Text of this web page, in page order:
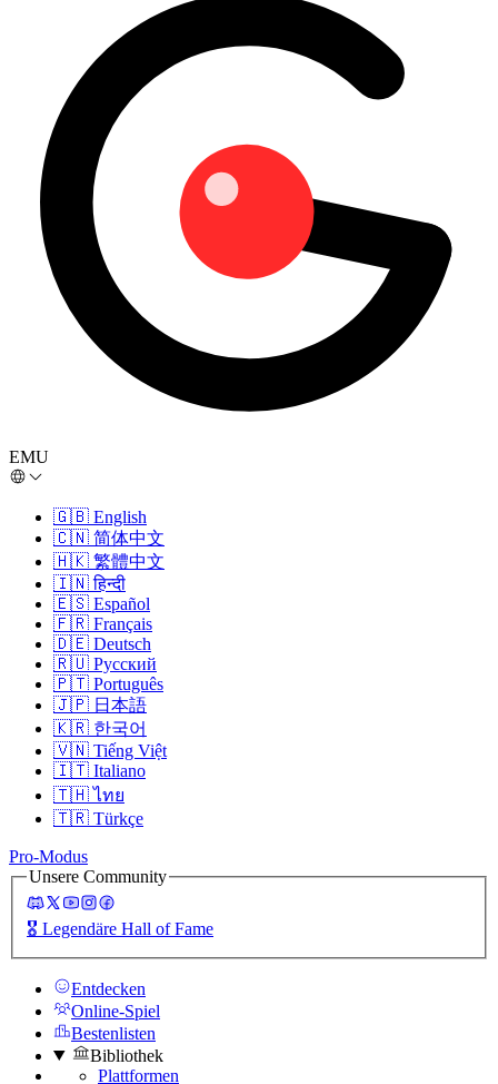
EMU
🇬🇧 English
🇨🇳 简体中文
🇭🇰 繁體中文
🇮🇳 हिन्दी
🇪🇸 Español
🇫🇷 Français
🇩🇪 Deutsch
🇷🇺 Русский
🇵🇹 Português
🇯🇵 日本語
🇰🇷 한국어
🇻🇳 Tiếng Việt
🇮🇹 Italiano
🇹🇭 ไทย
🇹🇷 Türkçe
Pro-Modus
Unsere Community
🎖️ Legendäre Hall of Fame
Entdecken
Online-Spiel
Bestenlisten
Bibliothek
Plattformen